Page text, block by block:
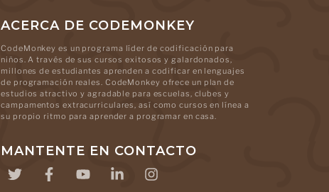
ACERCA DE CODEMONKEY
CodeMonkey es un programa líder de codificación para
niños. A través de sus cursos exitosos y galardonados,
millones de estudiantes aprenden a codificar en lenguajes
de programación reales. CodeMonkey ofrece un plan de
estudios atractivo y agradable para escuelas, clubes y
campamentos extracurriculares, así como cursos en línea a
su propio ritmo para aprender a programar en casa.
MANTENTE EN CONTACTO